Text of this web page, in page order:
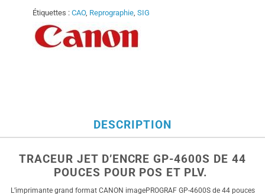
200,00€. 490,00€.
Étiquettes : CAO, Reprographie SIG
DESCRIPTION
TRACEUR JET D’ENCRE GP-4600S DE 44
POUCES POUR POS ET PLV.
L’imprimante grand format CANON imagePROGRAF GP-4600S de 44 pouces